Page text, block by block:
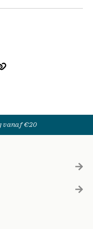
vanaf €20